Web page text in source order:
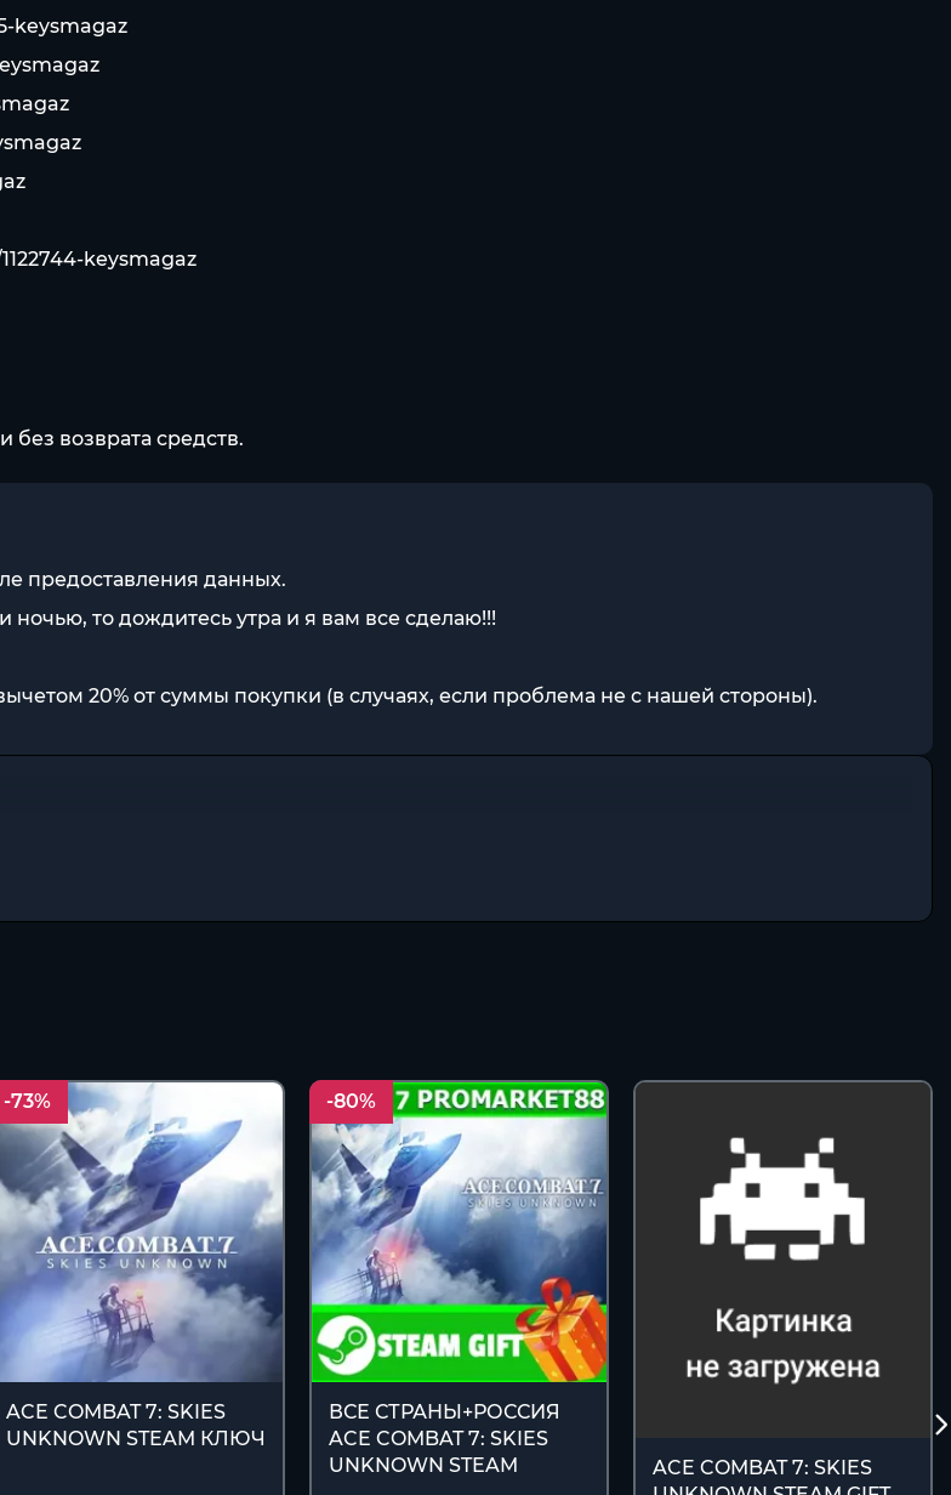
keysmagaz
keysmagaz
возврата средств.
предоставления данных.
то дождитесь утра и я вам все сделаю!!!
20% от суммы покупки (в случаях, если проблема не с нашей стороны).
-73%
ACE COMBAT 7: SKIES
UNKNOWN STEAM КЛЮЧ
-80%
ВСЕ СТРАНЫ+РОССИЯ
ACE COMBAT 7: SKIES
UNKNOWN STEAM
ACE COMBAT 7: SKIES